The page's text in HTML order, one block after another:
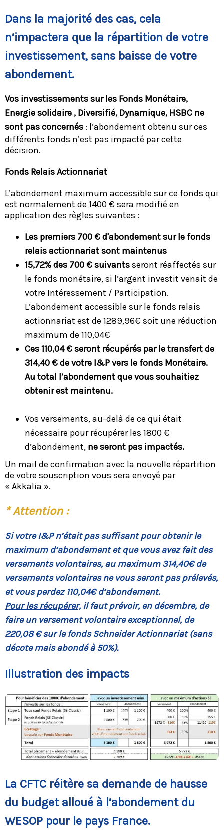
Dans la majorité des cas, cela
n’impactera que la répartition de votre
investissement, sans baisse de votre
abondement.
Vos investissements sur les Fonds Monétaire,
Energie solidaire , Diversifié, Dynamique, HSBC ne
sont pas concernés : l’abondement obtenu sur ces
différents fonds n’est pas impacté par cette
décision.
Fonds Relais Actionnariat
L’abondement maximum accessible sur ce fonds qui
est normalement de 1400 € sera modifié en
application des règles suivantes :
Les premiers 700 € d'abondement sur le fonds
relais actionnariat sont maintenus
15,72% des 700 € suivantsseront réaffectés sur
le fonds monétaire, si l’argent investit venait de
votre Intéressement / Participation.
L’abondement accessible sur le fonds relais
actionnariat est de 1289,96€ soit une réduction
maximum de 110,04€
Ces 110,04 € seront récupérés par le transfert de
314,40 € de votre I&P vers le fonds Monétaire.
Au total l’abondement que vous souhaitiez
obtenir est maintenu.
Vos versements, au-delà de ce qui était
nécessaire pour récupérer les 1800 €
d’abondement, ne seront pas impactés.
Un mail de confirmation avec la nouvelle répartition
de votre souscription vous sera envoyé par
« Akkalia ».
* Attention :
Si votre I&P n’était pas suffisant pour obtenir le
maximum d’abondement et que vous avez fait des
versements volontaires, au maximum 314,40€ de
versements volontaires ne vous seront pas prélevés,
et vous perdez 110,04€ d’abondement.
Pour les récupérer, il faut prévoir, en décembre, de
faire un versement volontaire exceptionnel, de
220,08 € sur le fonds Schneider Actionnariat (sans
décote mais abondé à 50%).
Illustration des impacts
La CFTC réitère sa demande de hausse
du budget alloué à l’abondement du
WESOP pour le pays France.